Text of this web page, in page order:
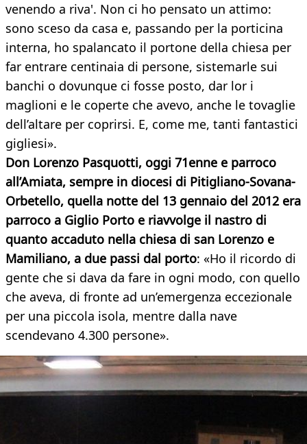
venendo a riva'. Non ci ho pensato un attimo:
sono sceso da casa e, passando per la porticina
interna, ho spalancato il portone della chiesa per
far entrare centinaia di persone, sistemarle sui
banchi o dovunque ci fosse posto, dar lor i
maglioni e le coperte che avevo, anche le tovaglie
dell’altare per coprirsi. E, come me, tanti fantastici
gigliesi».
Don Lorenzo Pasquotti, oggi 71enne e parroco
all’Amiata, sempre in diocesi di Pitigliano-Sovana-
Orbetello, quella notte del 13 gennaio del 2012 era
parroco a Giglio Porto e riavvolge il nastro di
quanto accaduto nella chiesa di san Lorenzo e
Mamiliano, a due passi dal porto: «Ho il ricordo di
gente che si dava da fare in ogni modo, con quello
che aveva, di fronte ad un’emergenza eccezionale
per una piccola isola, mentre dalla nave
scendevano 4.300 persone».